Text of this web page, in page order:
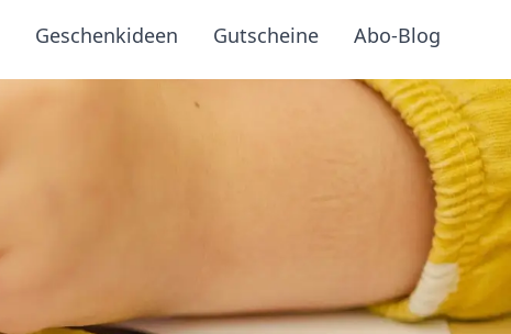
Geschenkideen Gutscheine Abo-Blog